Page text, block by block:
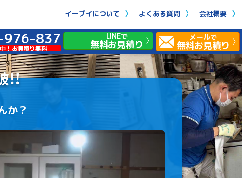
イーブイについて よくある質問 会社概要
837
！お見積り無料
LINEで
無料お見積り
メールで
無料お見積り
か？